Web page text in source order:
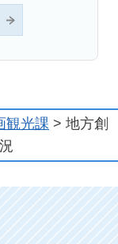
観光課 > 地方創